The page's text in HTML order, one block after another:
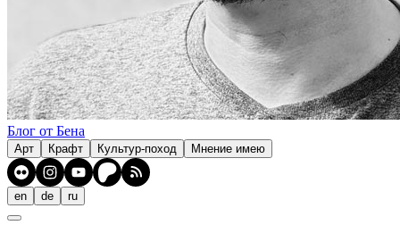
Блог от Бена
Арт Крафт Культур-поход Мнение имею
en de ru